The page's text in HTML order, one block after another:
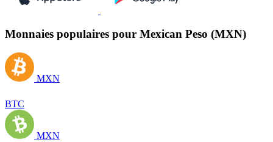
Monnaies populaires pour Mexican Peso (MXN)
MXN
BTC
MXN